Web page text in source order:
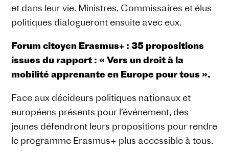
et dans leur vie. Ministres, Commissaires et élus
politiques dialogueront ensuite avec eux.
Forum citoyen Erasmus+ : 35 propositions
issues du rapport : « Vers un droit à la
mobilité apprenante en Europe pour tous ».
Face aux décideurs politiques nationaux et
européens présents pour l’événement, des
jeunes défendront leurs propositions pour rendre
le programme Erasmus+ plus accessible à tous.